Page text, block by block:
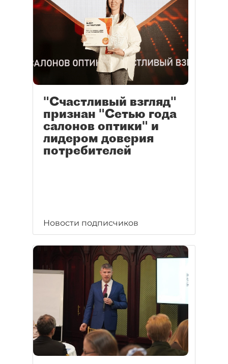
"Счастливый взгляд"
признан "Сетью года
салонов оптики" и
лидером доверия
потребителей
Новости подписчиков